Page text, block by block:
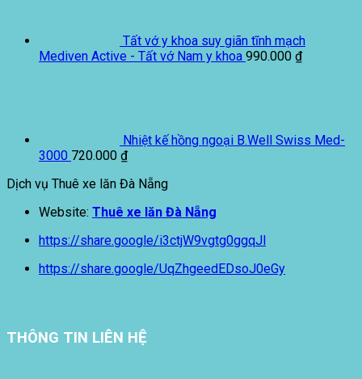
Tất vớ y khoa suy giãn tĩnh mạch
Mediven Active - Tất vớ Nam y khoa 990.000 ₫
Nhiệt kế hồng ngoại B.Well Swiss Med-
3000 720.000 ₫
Dịch vụ Thuê xe lăn Đà Nẵng
Website: Thuê xe lăn Đà Nẵng
https://share.google/i3ctjW9vgtg0ggqJl
https://share.google/UqZhgeedEDsoJ0eGy
THÔNG TIN LIÊN HỆ